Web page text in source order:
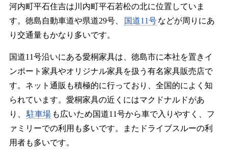
河内町平石住吉は川内町平石若松の北に位置していま
す。徳島自動車道や県道29号、
国道11号などが周りにあ
り交通量もかなり多いです。
国道11号沿いにある愛桐家具は、徳島市に本社を置きイ
ンポート家具やオリジナル家具を扱う有名家具販売店で
す。ネット通販も積極的に行っており、全国的によく知
られています。愛桐家具の近くにはマクドナルドがあ
り、
駐車場 も広いため国道11号から車で入りやすく、フ
ァミリーでの利用も多いです。またドライブスルーの利
用者も多いです。